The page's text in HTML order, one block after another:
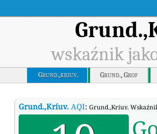
wskaźnik
Grund.,kriuv. Grund., Grof
Grund.,Kríuv.AQI: Grund.,Kríuv.